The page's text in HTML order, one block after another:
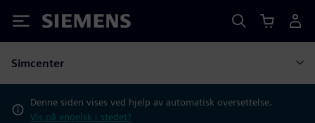
Siemens
Simcenter
Denne siden vises ved hjelp av automatisk oversettelse.
Vis på engelsk i stedet?